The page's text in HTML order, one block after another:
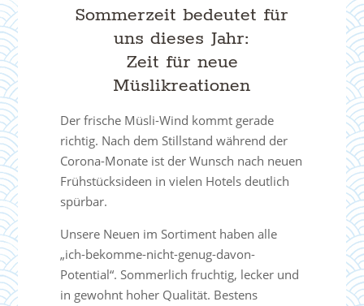
Sommerzeit bedeutet für
uns dieses Jahr:
Zeit für neue
Müslikreationen
Der frische Müsli-Wind kommt gerade
richtig. Nach dem Stillstand während der
Corona-Monate ist der Wunsch nach neuen
Frühstücksideen in vielen Hotels deutlich
spürbar.
Unsere Neuen im Sortiment haben alle
„ich-bekomme-nicht-genug-davon-
Potential“. Sommerlich fruchtig, lecker und
in gewohnt hoher Qualität. Bestens